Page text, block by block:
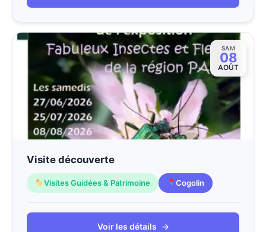
SAM
08
AOÛT
Visite découverte
Visites Guidées & Patrimoine Cogolin
Voir les détails →